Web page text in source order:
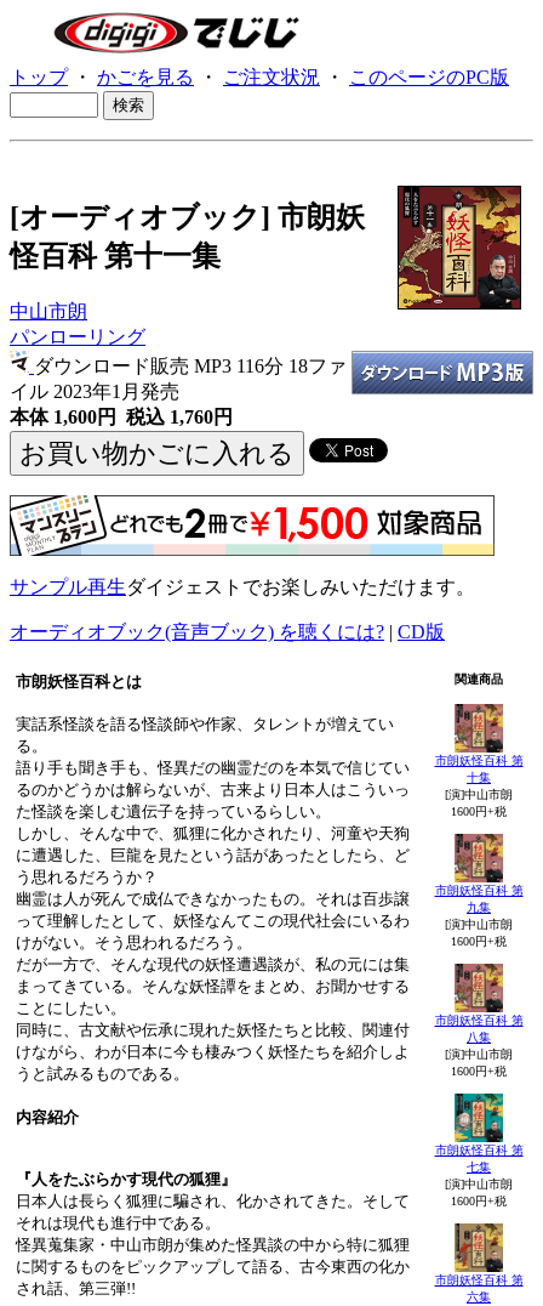
トップ・ かごを見る ・ ご注文状況 ・ このページのPC版
[オーディオブック] 市朗妖
怪百科 第十一集
中山市朗
パンローリング
ダウンロード販売 MP3 116分 18ファ
イル 2023年1月発売
本体 1,600円 税込 1,760円
サンプル再生ダイジェストでお楽しみいただけます。
オーディオブック(音声ブック) を聴くには? | CD版
市朗妖怪百科とは
実話系怪談を語る怪談師や作家、タレントが増えてい
る。
語り手も聞き手も、怪異だの幽霊だのを本気で信じてい
るのかどうかは解らないが、古来より日本人はこういっ
た怪談を楽しむ遺伝子を持っているらしい。
しかし、そんな中で、狐狸に化かされたり、河童や天狗
に遭遇した、巨龍を見たという話があったとしたら、ど
う思れるだろうか？
幽霊は人が死んで成仏できなかったもの。それは百歩譲
って理解したとして、妖怪なんてこの現代社会にいるわ
けがない。そう思われるだろう。
だが一方で、そんな現代の妖怪遭遇談が、私の元には集
まってきている。そんな妖怪譚をまとめ、お聞かせする
ことにしたい。
同時に、古文献や伝承に現れた妖怪たちと比較、関連付
けながら、わが日本に今も棲みつく妖怪たちを紹介しよ
うと試みるものである。
内容紹介
『人をたぶらかす現代の狐狸』
日本人は長らく狐狸に騙され、化かされてきた。そして
それは現代も進行中である。
怪異蒐集家・中山市朗が集めた怪異談の中から特に狐狸
に関するものをピックアップして語る、古今東西の化か
され話、第三弾!!
関連商品
市朗妖怪百科 第
十集
[演]中山市朗
1600円+税
市朗妖怪百科 第
九集
[演]中山市朗
1600円+税
市朗妖怪百科 第
八集
[演]中山市朗
1600円+税
市朗妖怪百科 第
七集
[演]中山市朗
1600円+税
市朗妖怪百科 第
六集